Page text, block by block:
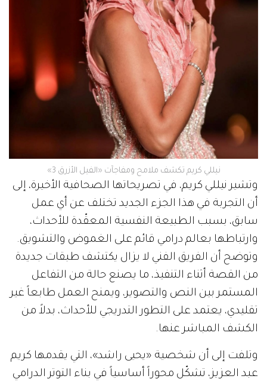
نيللي كريم تكشف ملامح ومفاجآت «الفيل الأزرق 3»
وتشير نيللي كريم، في تصريحاتها الصحافية الأخيرة، إلى
أن التجربة في هذا الجزء الجديد تختلف عن أي عمل
سابق، بسبب الطبيعة النفسية المعقّدة للأحداث،
وارتباطها بعالم درامي قائم على الغموض والتشويق.
وتوضح أن الفريق الفني لا يزال يكتشف طبقات جديدة
من القصة أثناء التنفيذ، ما يصنع حالة من التفاعل
المستمر بين النص والتصوير، ويمنح العمل طابعاً غير
تقليدي، يعتمد على التطور التدريجي للأحداث، بدلاً من
الكشف المباشر عنها.
وتلفت إلى أن شخصية «يحيى راشد»، التي يقدمها كريم
عبد العزيز، تشكّل محوراً أساسياً في بناء التوتر الدرامي